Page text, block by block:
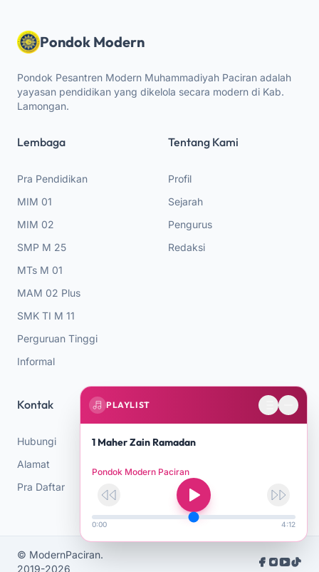
Pondok Modern
Pondok Pesantren Modern Muhammadiyah Paciran adalah
yayasan pendidikan yang dikelola secara modern di Kab.
Lamongan.
Lembaga
Pra Pendidikan
MIM 01
MIM 02
SMP M 25
MTs M 01
MAM 02 Plus
SMK TI M 11
Perguruan Tinggi
Informal
Tentang Kami
Profil
Sejarah
Pengurus
Redaksi
Kontak
Hubungi
Alamat
Pra Daftar
© ModernPaciran.
2019-2026
PLAYLIST
1 Maher Zain Ramadan
Pondok Modern Paciran
0:00 4:12